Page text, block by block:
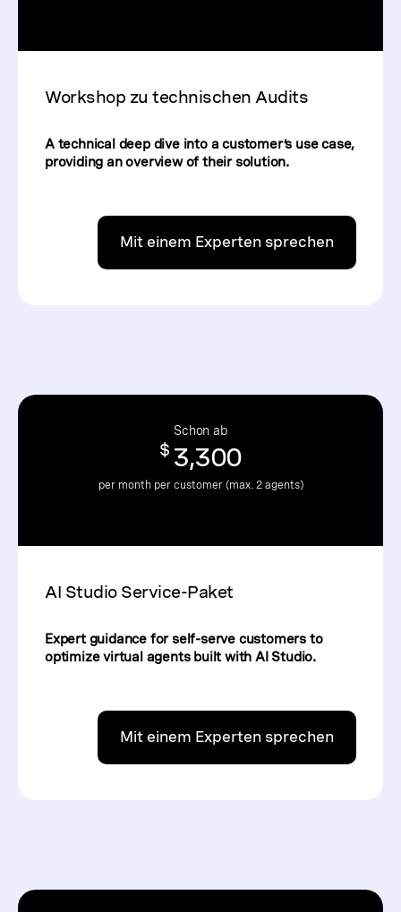
Workshop zu technischen Audits
A technical deep dive into a customer’s use case,
providing an overview of their solution.
Mit einem Experten sprechen
Schon ab
$ 3,300
per month per customer (max. 2 agents)
AI Studio Service-Paket
Expert guidance for self-serve customers to
optimize virtual agents built with AI Studio.
Mit einem Experten sprechen